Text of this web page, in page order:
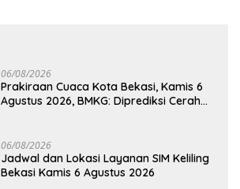
06/08/2026
Prakiraan Cuaca Kota Bekasi, Kamis 6
Agustus 2026, BMKG: Diprediksi Cerah
06/08/2026
Jadwal dan Lokasi Layanan SIM Keliling
Bekasi Kamis 6 Agustus 2026